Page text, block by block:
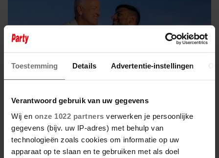
Toestemming Details Advertentie-instellingen
Verantwoord gebruik van uw gegevens
Wij en onze 1022 partners verwerken je persoonlijke
gegevens (bijv. uw IP-adres) met behulp van
technologieën zoals cookies om informatie op uw
apparaat op te slaan en te gebruiken met als doel
4 januari 2024